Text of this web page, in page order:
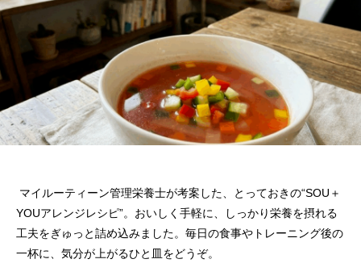
変わってきている？
2025.04.16
のメリットも解説
2024.09.13
マイルーティーン管理栄養士が考案した、とっておきの“SOU＋
YOUアレンジレシピ”。おいしく手軽に、しっかり栄養を摂れる
工夫をぎゅっと詰め込みました。毎日の食事やトレーニング後の
一杯に、気分が上がるひと皿をどうぞ。